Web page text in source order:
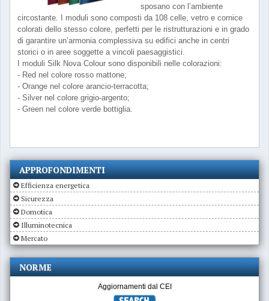
sposano con l’ambiente
circostante. I moduli sono composti da 108 celle, vetro e cornice
colorati dello stesso colore, perfetti per le ristrutturazioni e in grado
di garantire un’armonia complessiva su edifici anche in centri
storici o in aree soggette a vincoli paesaggistici.
I moduli Silk Nova Colour sono disponibili nelle colorazioni:
- Red nel colore rosso mattone;
- Orange nel colore arancio-terracotta;
- Silver nel colore grigio-argento;
- Green nel colore verde bottiglia.
APPROFONDIMENTI
Efficienza energetica
Sicurezza
Domotica
Illuminotecnica
Mercato
NORME
Aggiornamenti dal CEI